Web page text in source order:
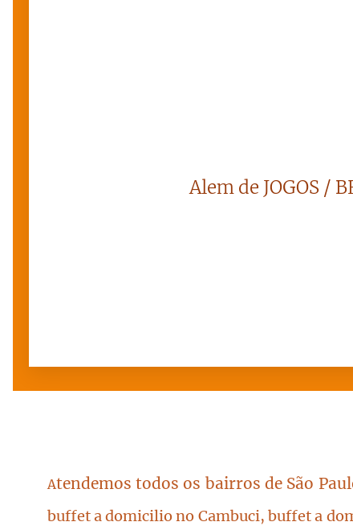
Alem de JOGOS /
Atendemos todos os bairros de São
buffet a domicilio no Cambuci, buffet a